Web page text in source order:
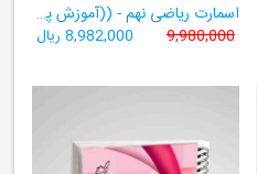
اسمارت ریاضی نهم - ((آموزش پیشرفتۀ ریاضی تیزهوشان و نمونه‌دولتی نهم+ سامانۀ آزمون‌ساز آنلاین))
9,980,000 8,982,000 ریال